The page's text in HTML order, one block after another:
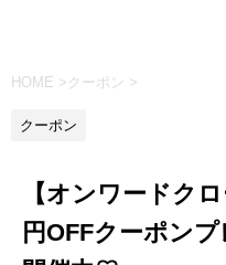
HOME > クーポン >
クーポン
【オンワードク
円OFFクーポン